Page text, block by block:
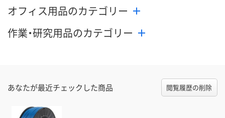
オフィス用品のカテゴリー
作業・研究用品のカテゴリー
あなたが最近チェックした商品 閲覧履歴の削除